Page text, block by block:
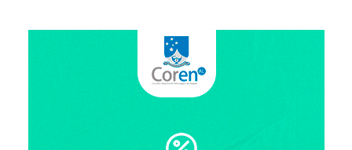
Eleições Anteriores
Agenda do presidente